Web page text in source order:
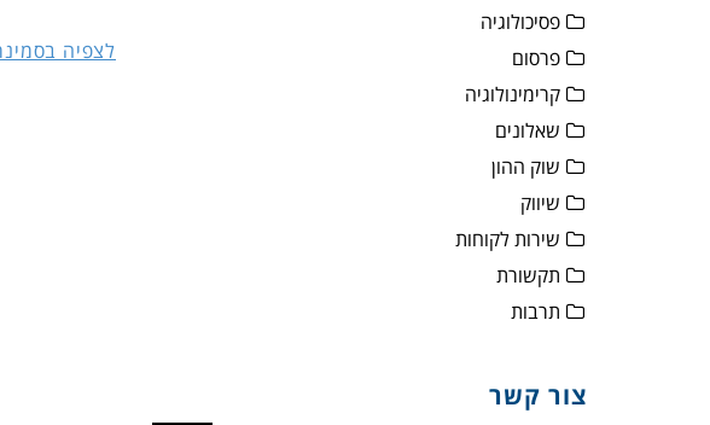
לצפיה
פסיכולוגיה
פרסום
קרימינולוגיה
שאלונים
שוק ההון
שיווק
שירות לקוחות
תקשורת
תרבות
צור קשר